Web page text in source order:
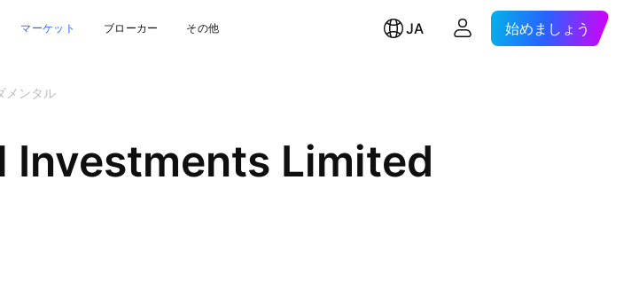
マーケット ブローカー その他 JA 始めましょう
メンタル
Investments Limited